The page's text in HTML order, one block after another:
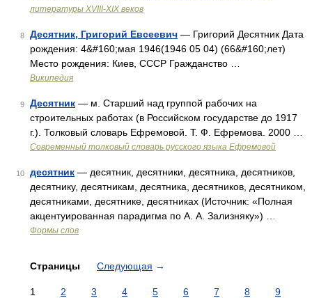
литературы ХVIII-ХIХ веков
8 Десятник, Григорий Евсеевич — Григорий Десятник Дата
рождения: 4&#160;мая 1946(1946 05 04) (66&#160;лет)
Место рождения: Киев, СССР Гражданство …
Википедия
9 Десятник — м. Старший над группой рабочих на
строительных работах (в Российском государстве до 1917
г.). Толковый словарь Ефремовой. Т. Ф. Ефремова. 2000 …
Современный толковый словарь русского языка Ефремовой
10 десятник — десятник, десятники, десятника, десятников,
десятнику, десятникам, десятника, десятников, десятником,
десятниками, десятнике, десятниках (Источник: «Полная
акцентуированная парадигма по А. А. Зализняку») …
Формы слов
Страницы Следующая →
1 2 3 4 5 6 7 8
9